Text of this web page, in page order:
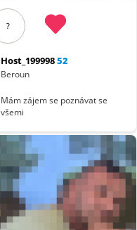
?
Host_19999852
Beroun
Mám zájem se poznávat se
všemi